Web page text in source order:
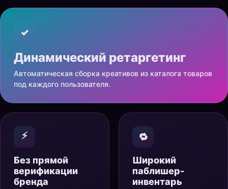
✓
Динамический ретаргетинг
Автоматическая сборка креативов из каталога товаров
под каждого пользователя.
⚡
Без прямой
верификации
бренда
🔁
Широкий
паблишер-
инвентарь